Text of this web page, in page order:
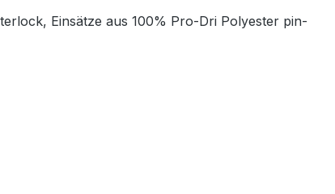
Einsätze aus 100% Pro-Dri Polyester pin-